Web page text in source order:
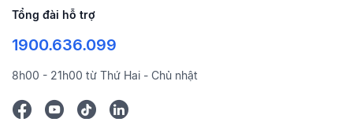
Tổng đài hỗ trợ
1900.636.099
8h00 - 21h00 từ Thứ Hai - Chủ nhật